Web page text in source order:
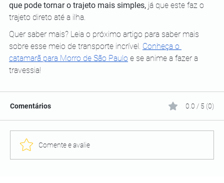
que pode tornar o trajeto mais simples, já que este faz o
trajeto direto até a ilha.
Quer saber mais? Leia o próximo artigo para saber mais
sobre esse meio de transporte incrível. Conheça o
catamarã para Morro de São Paulo e se anime a fazer a
travessia!
Comentários 0.0 / 5 (0)
Comente e avalie